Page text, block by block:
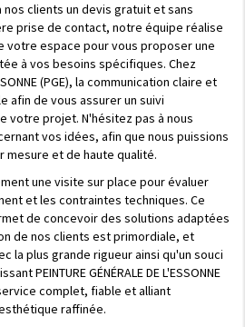
clients un devis gratuit et sans
prise de contact, notre équipe réalise
votre espace pour vous proposer une
à vos besoins spécifiques. Chez
(PGE), la communication claire et
afin de vous assurer un suivi
votre projet. N'hésitez pas à nous
vos idées, afin que nous puissions
mesure et de haute qualité.
une visite sur place pour évaluer
et les contraintes techniques. Ce
de concevoir des solutions adaptées
de nos clients est primordiale, et
la plus grande rigueur ainsi qu'un souci
PEINTURE GÉNÉRALE DE L'ESSONNE
complet, fiable et alliant
raffinée.